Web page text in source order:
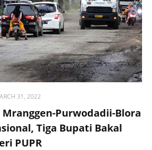
31, 2022
Mranggen-Purwodadii-Blora
Tiga Bupati Bakal
PUPR